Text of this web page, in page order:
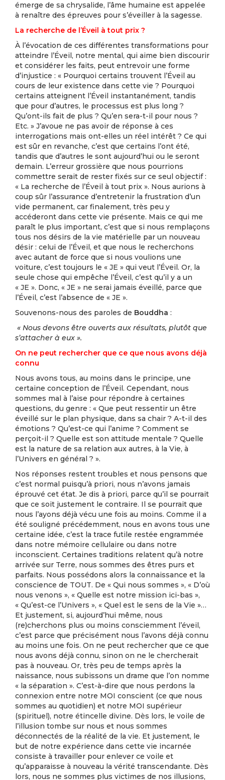
émerge de sa chrysalide, l’âme humaine est appelée
à renaître des épreuves pour s’éveiller à la sagesse.
La recherche de l’Éveil à tout prix ?
À l’évocation de ces différentes transformations pour
atteindre l’Éveil, notre mental, qui aime bien discourir
et considérer les faits, peut entrevoir une forme
d’injustice : « Pourquoi certains trouvent l’Éveil au
cours de leur existence dans cette vie ? Pourquoi
certains atteignent l’Éveil instantanément, tandis
que pour d’autres, le processus est plus long ?
Qu’ont-ils fait de plus ? Qu’en sera-t-il pour nous ?
Etc. » J’avoue ne pas avoir de réponse à ces
interrogations mais ont-elles un réel intérêt ? Ce qui
est sûr en revanche, c’est que certains l’ont été,
tandis que d’autres le sont aujourd’hui ou le seront
demain. L’erreur grossière que nous pourrions
commettre serait de rester fixés sur ce seul objectif :
« La recherche de l’Éveil à tout prix ». Nous aurions à
coup sûr l’assurance d’entretenir la frustration d’un
vide permanent, car finalement, très peu y
accéderont dans cette vie présente. Mais ce qui me
paraît le plus important, c’est que si nous remplaçons
tous nos désirs de la vie matérielle par un nouveau
désir : celui de l’Éveil, et que nous le recherchons
avec autant de force que si nous voulions une
voiture, c’est toujours le « JE » qui veut l’Éveil. Or, la
seule chose qui empêche l’Éveil, c’est qu’il y a un
« JE ». Donc, « JE » ne serai jamais éveillé, parce que
l’Éveil, c’est l’absence de « JE ».
Souvenons-nous des paroles de Bouddha :
« Nous devons être ouverts aux résultats, plutôt que
s’attacher à eux ».
On ne peut rechercher que ce que nous avons déjà
connu
Nous avons tous, au moins dans le principe, une
certaine conception de l’Éveil. Cependant, nous
sommes mal à l’aise pour répondre à certaines
questions, du genre : « Que peut ressentir un être
éveillé sur le plan physique, dans sa chair ? A-t-il des
émotions ? Qu’est-ce qui l’anime ? Comment se
perçoit-il ? Quelle est son attitude mentale ? Quelle
est la nature de sa relation aux autres, à la Vie, à
l’Univers en général ? ».
Nos réponses restent troubles et nous pensons que
c’est normal puisqu’à priori, nous n’avons jamais
éprouvé cet état. Je dis à priori, parce qu’il se pourrait
que ce soit justement le contraire. Il se pourrait que
nous l’ayons déjà vécu une fois au moins. Comme il a
été souligné précédemment, nous en avons tous une
certaine idée, c’est la trace futile restée engrammée
dans notre mémoire cellulaire ou dans notre
inconscient. Certaines traditions relatent qu’à notre
arrivée sur Terre, nous sommes des êtres purs et
parfaits. Nous possédons alors la connaissance et la
conscience de TOUT. De « Qui nous sommes », « D’où
nous venons », « Quelle est notre mission ici-bas »,
« Qu’est-ce l’Univers », « Quel est le sens de la Vie »…
Et justement, si, aujourd’hui même, nous
(re)cherchons plus ou moins consciemment l’éveil,
c’est parce que précisément nous l’avons déjà connu
au moins une fois. On ne peut rechercher que ce que
nous avons déjà connu, sinon on ne le chercherait
pas à nouveau. Or, très peu de temps après la
naissance, nous subissons un drame que l’on nomme
« la séparation ». C’est-à-dire que nous perdons la
connexion entre notre MOI conscient (ce que nous
sommes au quotidien) et notre MOI supérieur
(spirituel), notre étincelle divine. Dès lors, le voile de
l’illusion tombe sur nous et nous sommes
déconnectés de la réalité de la vie. Et justement, le
but de notre expérience dans cette vie incarnée
consiste à travailler pour enlever ce voile et
qu’apparaisse à nouveau la vérité transcendante. Dès
lors, nous ne sommes plus victimes de nos illusions,